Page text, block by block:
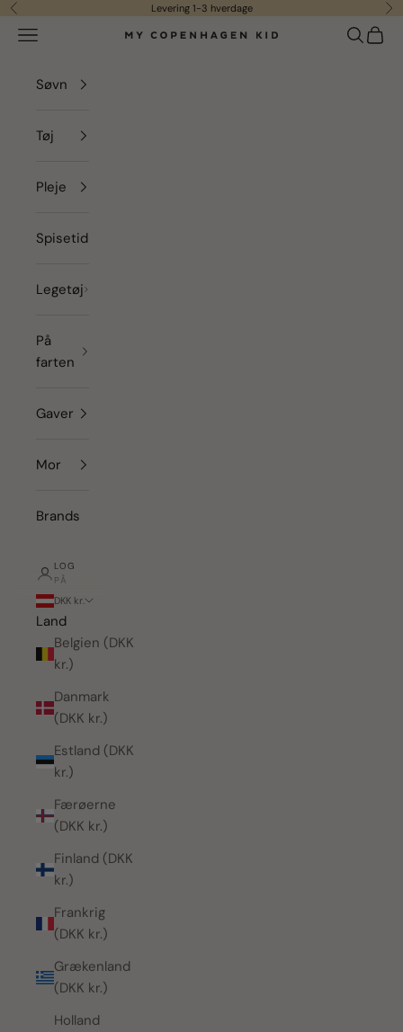
Spring til indhold
Forrige Levering 1-3 hverdage
my copenhagen kid
Menu Søg
Søvn
Tøj
Pleje
Spisetid
Legetøj
På
farten
Gaver
Mor
Brands
LOG
PÅ
DKK kr.
Land
Belgien (DKK
kr.)
Danmark
(DKK kr.)
Estland (DKK
kr.)
Færøerne
(DKK kr.)
Finland (DKK
kr.)
Frankrig
(DKK kr.)
Grækenland
(DKK kr.)
Holland